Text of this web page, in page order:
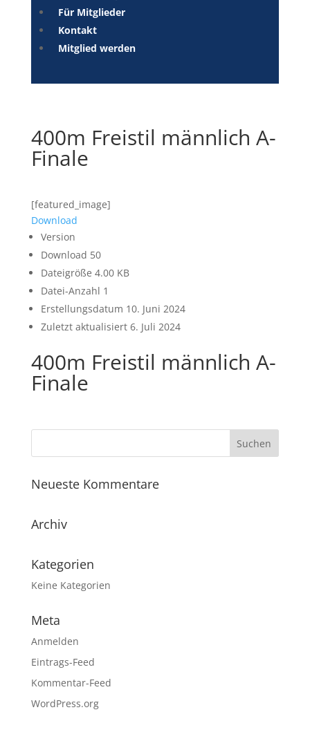
Für Mitglieder
Kontakt
Mitglied werden
400m Freistil männlich A-
Finale
[featured_image]
Download
Version
Download 50
Dateigröße 4.00 KB
Datei-Anzahl 1
Erstellungsdatum 10. Juni 2024
Zuletzt aktualisiert 6. Juli 2024
400m Freistil männlich A-
Finale
Neueste Kommentare
Archiv
Kategorien
Keine Kategorien
Meta
Anmelden
Eintrags-Feed
Kommentar-Feed
WordPress.org